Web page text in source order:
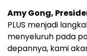
Amy Gong,
PLUS menjadi
menyeluruh pada
depannya, kami